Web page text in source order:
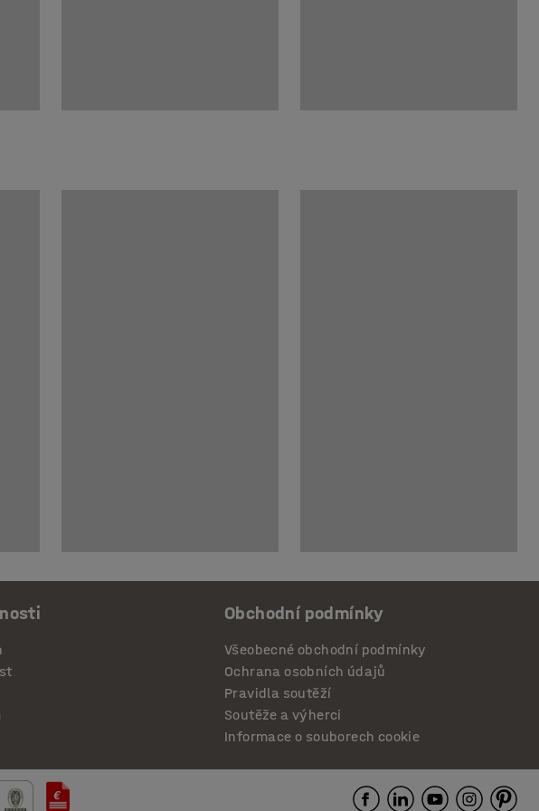
Obchodní podmínky
Všeobecné obchodní podmínky
Ochrana osobních údajů
Pravidla soutěží
Soutěže a výherci
Informace o souborech cookie